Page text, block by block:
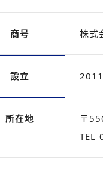
商号 株式
設立
所在地
〒
TEL